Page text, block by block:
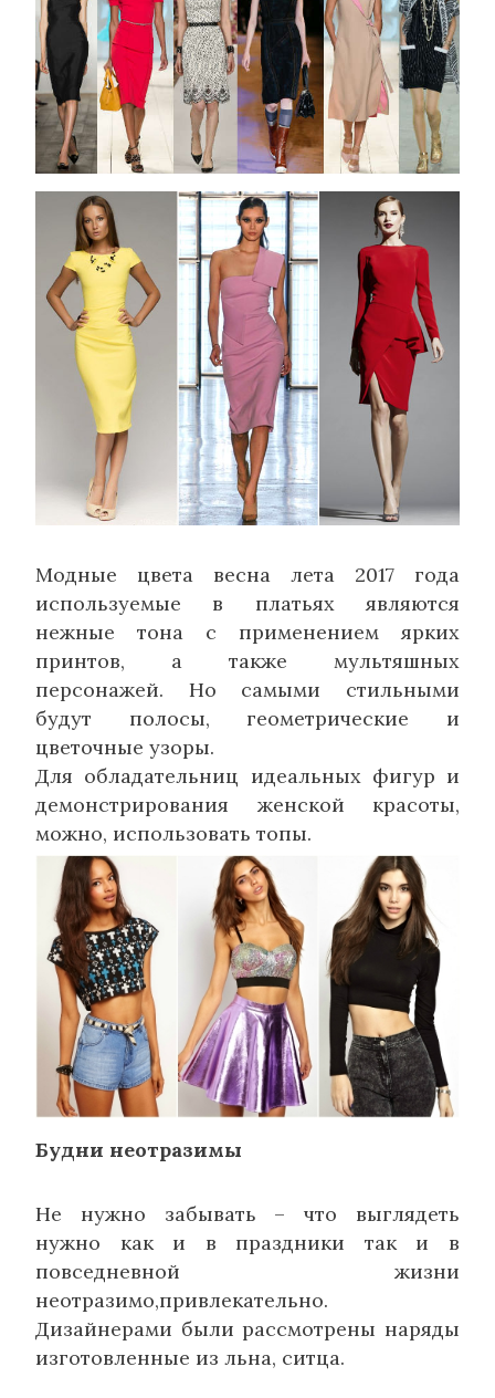
Модные цвета весна лета 2017 года
используемые в платьях являются
нежные тона с применением ярких
принтов, а также мультяшных
персонажей. Но самыми стильными
будут полосы, геометрические и
цветочные узоры.
Для обладательниц идеальных фигур и
демонстрирования женской красоты,
можно, использовать топы.
Будни неотразимы
Не нужно забывать – что выглядеть
нужно как и в праздники так и в
повседневной жизни
неотразимо,привлекательно.
Дизайнерами были рассмотрены наряды
изготовленные из льна, ситца.